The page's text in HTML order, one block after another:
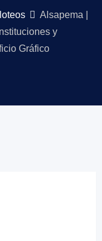
Alsapema |
y
Gráfico